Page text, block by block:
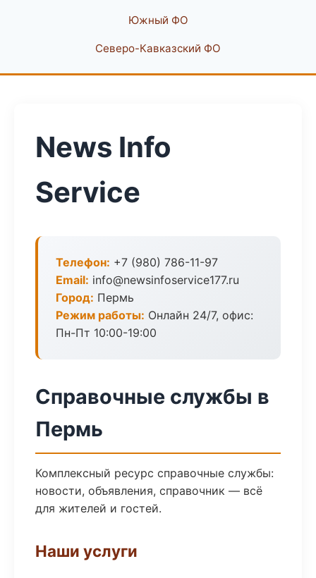
Южный ФО
Северо-Кавказский ФО
News Info
Service
Телефон: +7 (980) 786-11-97
Email: info@newsinfoservice177.ru
Город: Пермь
Режим работы: Онлайн 24/7, офис:
Пн-Пт 10:00-19:00
Справочные службы в
Пермь
Комплексный ресурс справочные службы:
новости, объявления, справочник — всё
для жителей и гостей.
Наши услуги